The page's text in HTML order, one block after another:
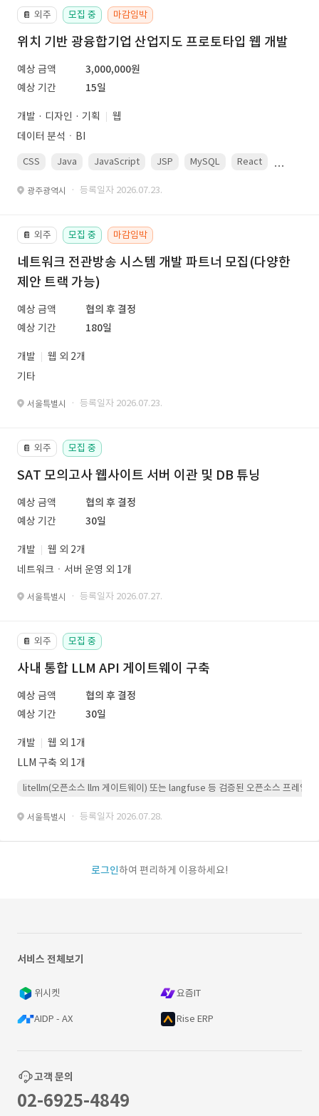
📔 외주 모집 중 마감임박
위치 기반 광융합기업 산업지도 프로토타입 웹 개발
예상 금액
3,000,000원
예상 기간
15일
개발 · 디자인 · 기획
웹
데이터 분석ㆍBI
CSS Java JavaScript JSP MySQL React
광주광역시 · 등록일자 2026.07.23.
📔 외주 모집 중 마감임박
네트워크 전관방송 시스템 개발 파트너 모집(다양한
제안 트랙 가능)
예상 금액
협의 후 결정
예상 기간
180일
개발
웹 외 2개
기타
서울특별시 · 등록일자 2026.07.23.
📔 외주 모집 중
SAT 모의고사 웹사이트 서버 이관 및 DB 튜닝
예상 금액
협의 후 결정
예상 기간
30일
개발
웹 외 2개
네트워크ㆍ서버 운영 외 1개
서울특별시 · 등록일자 2026.07.27.
📔 외주 모집 중
사내 통합 LLM API 게이트웨이 구축
예상 금액
협의 후 결정
예상 기간
30일
개발
웹 외 1개
LLM 구축 외 1개
litellm(오픈소스 llm 게이트웨이) 또는 langfuse 등 검증된 오픈소스 프레임워
서울특별시 · 등록일자 2026.07.28.
로그인하여 편리하게 이용하세요!
서비스 전체보기
위시켓 요즘IT
AIDP - AX Rise ERP
고객 문의
02-6925-4849